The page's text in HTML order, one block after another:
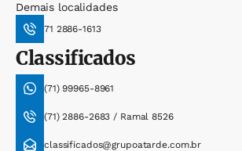
Demais localidades
71 2886-1613
Classificados
(71) 99965-8961
(71) 2886-2683 / Ramal 8526
classificados@grupoatarde.com.br